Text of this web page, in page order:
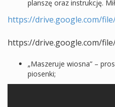
planszę oraz instrukcję.
https://drive.google.com/file/
https://drive.google.com/
„Maszeruje wiosna” –
piosenki;